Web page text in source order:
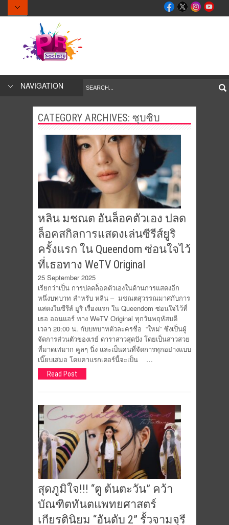
NAVIGATION
CATEGORY ARCHIVES: ซุบซิบ
หลิน มชณต อันล็อคตัวเอง ปลด
ล็อคสกิลการแสดงเล่นซีรีส์ยูริ
ครั้งแรก ใน Queendom ซ่อนใจไว้
ที่เธอทาง WeTV Original
25 September 2025
เรียกว่าเป็น การปลดล็อคตัวเองในด้านการแสดงอีก
หนึ่งบทบาท สำหรับ หลิน – มชณตสุวรรณมาศกับการ
แสดงในซีรีส์ ยูริ เรื่องแรก ใน Queendom ซ่อนใจไว้ที่
เธอ ออนแอร์ ทาง WeTV Original ทุกวันพฤหัสบดี
เวลา 20:00 น. กับบทบาทตัวละครชื่อ “ใหม่” ซึ่งเป็นผู้
จัดการส่วนตัวของเรย์ ดาราสาวสุดปัง โดยเป็นสาวสวย
ที่มาดเท่มาก คูลๆ นิ่ง และเป็นคนที่จัดการทุกอย่างแบบ
เนี๊ยบเสมอ โดยคาแรกเตอร์นี้จะเป็น …
Read Post
สุดภูมิใจ!!! “ตู ต้นตะวัน” คว้า
บัณฑิตทันตแพทยศาสตร์
เกียรตินิยม “อันดับ 2” รั้วจามจุรี